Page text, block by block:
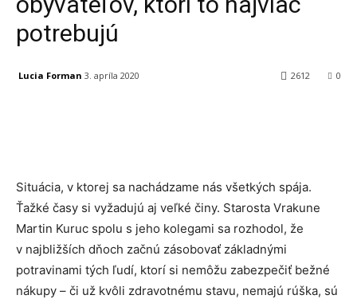
potrebujú
Lucia Forman 3. apríla 2020 0
2612
Situácia, v ktorej sa nachádzame nás všetkých spája.
Ťažké časy si vyžadujú aj veľké činy. Starosta Vrakune
Martin Kuruc spolu s jeho kolegami sa rozhodol, že
v najbližších dňoch začnú zásobovať základnými
potravinami tých ľudí, ktorí si nemôžu zabezpečiť bežné
nákupy – či už kvôli zdravotnému stavu, nemajú rúška, sú